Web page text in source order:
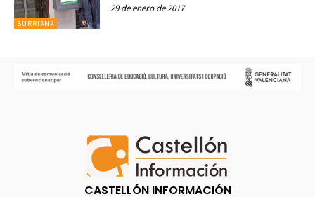
BURRIANA
29 de enero de 2017
CASTELLÓN INFORMACIÓN